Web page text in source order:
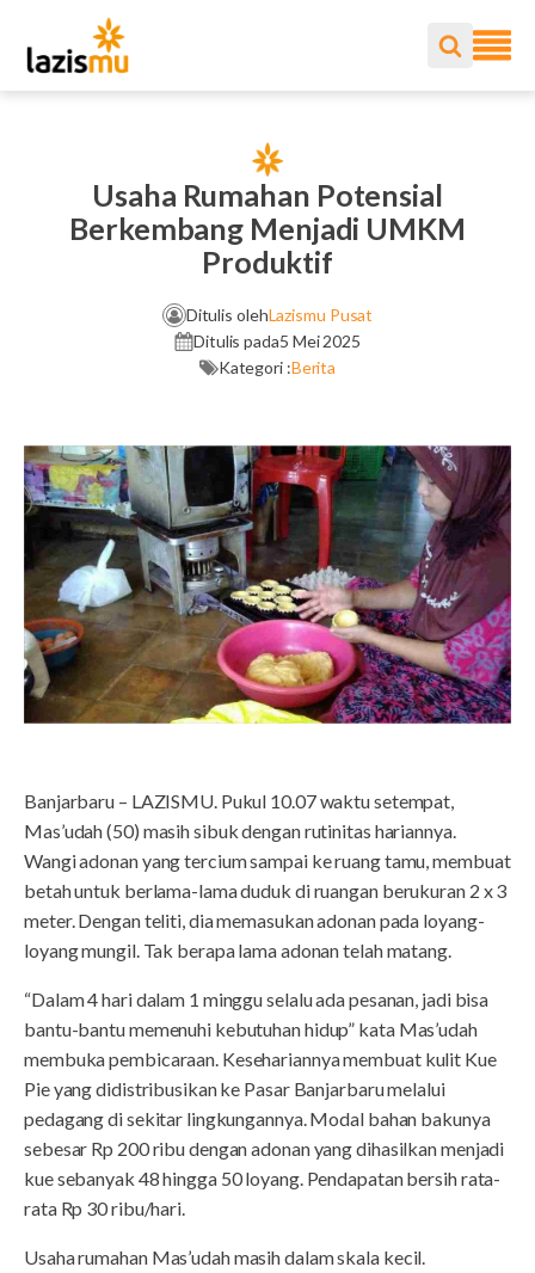
Usaha Rumahan Potensial
Berkembang Menjadi UMKM
Produktif
Ditulis olehLazismu Pusat
Ditulis pada5 Mei 2025
Kategori :Berita
Banjarbaru – LAZISMU. Pukul 10.07 waktu setempat,
Mas’udah (50) masih sibuk dengan rutinitas hariannya.
Wangi adonan yang tercium sampai ke ruang tamu, membuat
betah untuk berlama-lama duduk di ruangan berukuran 2 x 3
meter. Dengan teliti, dia memasukan adonan pada loyang-
loyang mungil. Tak berapa lama adonan telah matang.
“Dalam 4 hari dalam 1 minggu selalu ada pesanan, jadi bisa
bantu-bantu memenuhi kebutuhan hidup” kata Mas’udah
membuka pembicaraan. Kesehariannya membuat kulit Kue
Pie yang didistribusikan ke Pasar Banjarbaru melalui
pedagang di sekitar lingkungannya. Modal bahan bakunya
sebesar Rp 200 ribu dengan adonan yang dihasilkan menjadi
kue sebanyak 48 hingga 50 loyang. Pendapatan bersih rata-
rata Rp 30 ribu/hari.
Usaha rumahan Mas’udah masih dalam skala kecil.